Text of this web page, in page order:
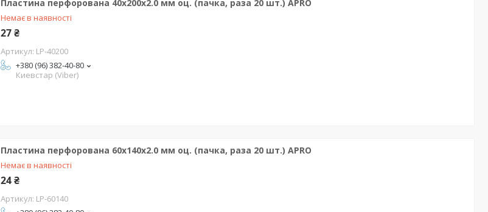
Пластина перфорована 40х200х2.0 мм оц. (пачка, раза 20 шт.) APRO
Немає в наявності
27 ₴
LP-40200
+380 (96) 382-40-80
Киевстар (Viber)
Пластина перфорована 60х140х2.0 мм оц. (пачка, раза 20 шт.) APRO
Немає в наявності
24 ₴
LP-60140